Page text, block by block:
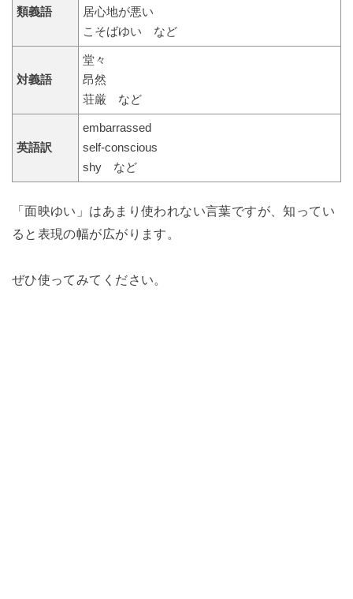
類義語
居心地が悪い
こそばゆい など
対義語
堂々
昂然
荘厳 など
英語訳
embarrassed
self-conscious
shy など
「面映ゆい」はあまり使われない言葉ですが、知ってい
ると表現の幅が広がります。
ぜひ使ってみてください。